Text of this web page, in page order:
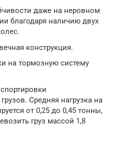
даже на неровном
благодаря наличию двух
конструкция.
на тормозную систему
Средняя нагрузка на
от 0,25 до 0,45 тонны,
груз массой 1,8